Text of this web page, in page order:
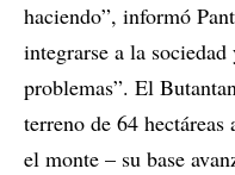
haciendo”, informó
integrarse a la
problemas”. El
terreno de 64
el monte – su base